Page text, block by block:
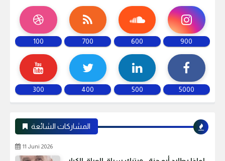
100 700 600 900
300 400 500 5000
المشاركات الشائعة
11 Juni 2026